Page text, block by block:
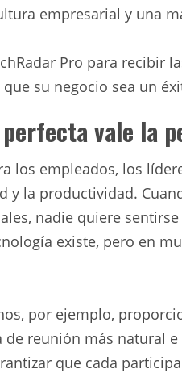
empresarial y una
Pro para recibir
su negocio sea un
vale la
los empleados, los
y la productividad.
nadie quiere
existe, pero en
por ejemplo,
de reunión más natural
que cada